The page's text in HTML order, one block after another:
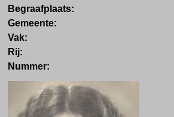
Begraafplaats:
Gemeente:
Vak:
Rij:
Nummer: